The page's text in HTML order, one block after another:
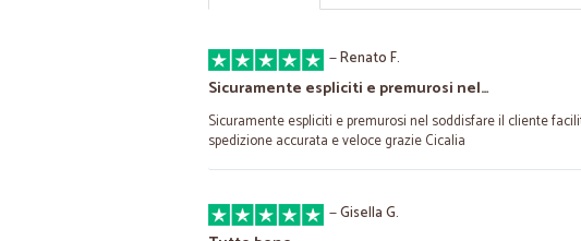
—Renato F.
Sicuramente espliciti e premurosi nel…
Sicuramente espliciti e premurosi nel soddisfare il cliente
spedizione accurata e veloce grazie Cicalia
—Gisella G.